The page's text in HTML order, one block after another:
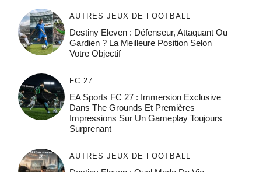
AUTRES JEUX DE FOOTBALL
Destiny Eleven : Défenseur, Attaquant Ou
Gardien ? La Meilleure Position Selon
Votre Objectif
FC 27
EA Sports FC 27 : Immersion Exclusive
Dans The Grounds Et Premières
Impressions Sur Un Gameplay Toujours
Surprenant
AUTRES JEUX DE FOOTBALL